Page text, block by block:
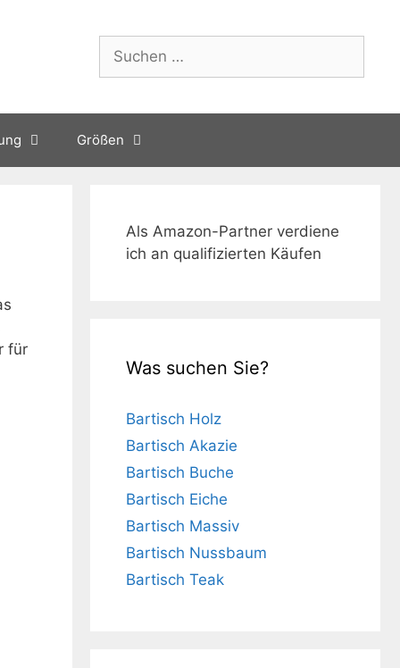
Suchen
nach:
Größen
für
Als Amazon-Partner verdiene
ich an qualifizierten Käufen
Was suchen Sie?
Bartisch Holz
Bartisch Akazie
Bartisch Buche
Bartisch Eiche
Bartisch Massiv
Bartisch Nussbaum
Bartisch Teak